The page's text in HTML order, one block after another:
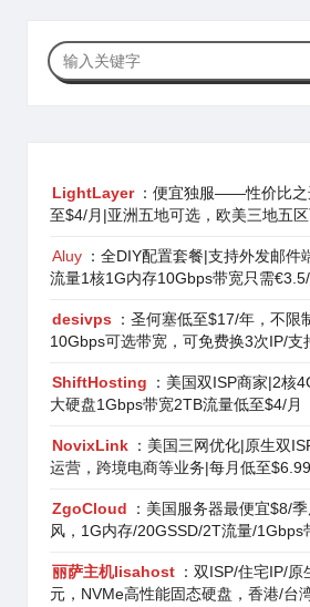
搜
索
LightLayer ：便宜独服——性价比之
至$4/月|亚洲五地可选，欧美三地五
Aluy ：全DIY配置套餐|支持外发邮件
流量1核1G内存10Gbps带宽只需
desivps
：圣何塞低至$17/年，不限
10Gbps可选带宽，可免费换3次IP/支
ShiftHosting
：美国双ISP商家|2核
大硬盘1Gbps带宽2TB流量低至$4/月
NovixLink ：美国三网优化|原生双
运营，跨境电商等业务|每月低至
ZgoCloud
：美国服务器最便宜$8/
风，1G内存/20GSSD/2T流量/1Gbps
丽萨主机lisahost ：双ISP/住宅IP/
元，NVMe高性能固态硬盘，香港/台